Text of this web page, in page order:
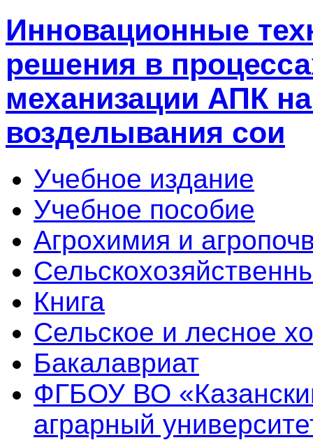
Инновационные
решения в
механизации АПК
возделывания сои
Учебное издание
Учебное пособие
Агрохимия и
Книга
Сельское и лесное
Бакалавриат
ФГБОУ ВО
аграрный